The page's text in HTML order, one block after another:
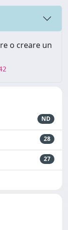
o creare un
ND
28
27